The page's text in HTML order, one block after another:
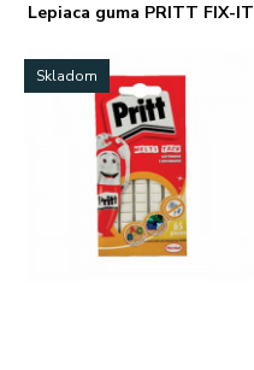
Lepiaca guma PRITT FIX-IT
Skladom